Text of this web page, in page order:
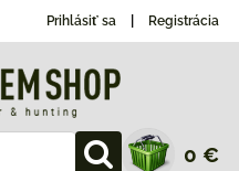
Prihlásiť sa Registrácia
0 €